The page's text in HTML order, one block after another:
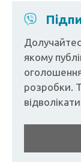
якому
розробки.